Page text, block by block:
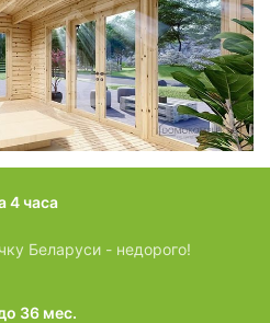
4 часа
Беларуси - недорого!
36 мес.